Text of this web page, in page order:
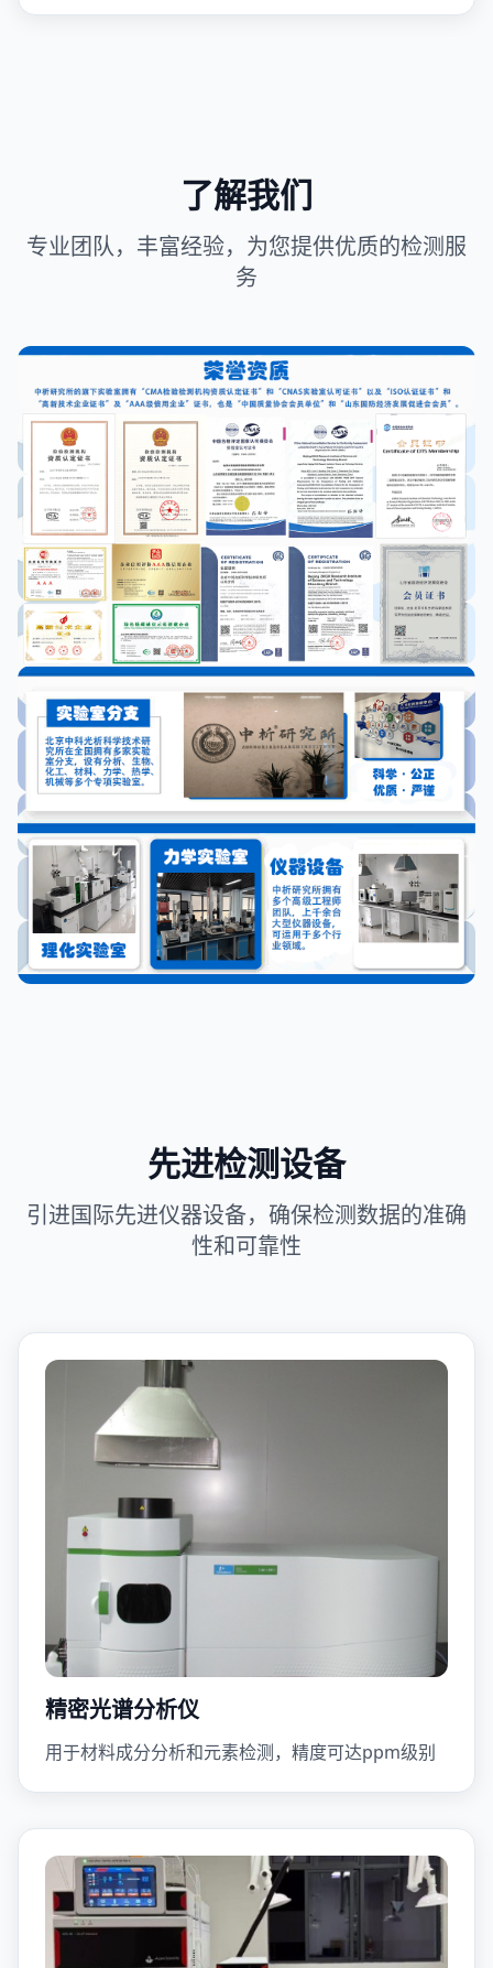
了解我们
专业团队，丰富经验，为您提供优质的检测服
务
先进检测设备
引进国际先进仪器设备，确保检测数据的准确
性和可靠性
精密光谱分析仪
用于材料成分分析和元素检测，精度可达ppm级别